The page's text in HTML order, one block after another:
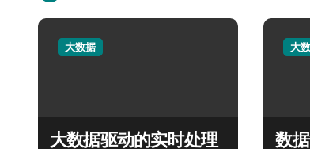
大数据
大数据驱动的实时处理
大
数